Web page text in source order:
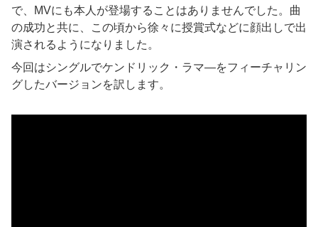
で、MVにも本人が登場することはありませんでした。曲
の成功と共に、この頃から徐々に授賞式などに顔出しで出
演されるようになりました。
今回はシングルでケンドリック・ラマ―をフィーチャリン
グしたバージョンを訳します。